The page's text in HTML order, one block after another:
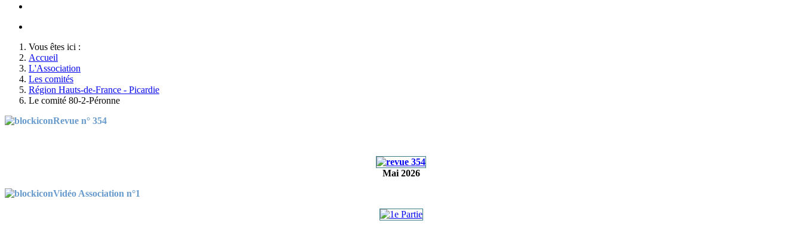
Vous êtes ici :
Accueil
L'Association
Les comités
Région Hauts-de-France - Picardie
Le comité 80-2-Péronne
Revue n° 354
Mai 2026
Vidéo Association n°1